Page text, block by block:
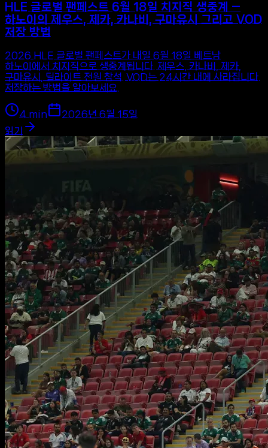
HLE 글로벌 팬페스트 6월 18일 치지직 생중계 —
하노이의 제우스, 제카, 카나비, 구마유시 그리고 VOD
저장 방법
2026 HLE 글로벌 팬페스트가 내일 6월 18일 베트남
하노이에서 치지직으로 생중계됩니다. 제우스, 카나비, 제카,
구마유시, 딜라이트 전원 참석. VOD는 24시간 내에 사라집니다.
저장하는 방법을 알아보세요.
4 min
2026년 6월 15일
읽기